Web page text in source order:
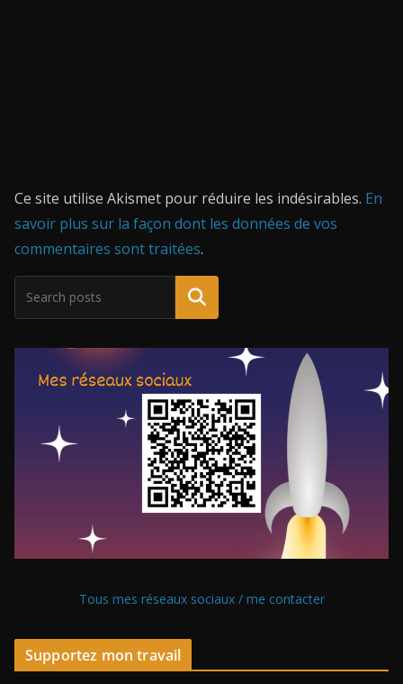
Ce site utilise Akismet pour réduire les indésirables. En
savoir plus sur la façon dont les données de vos
commentaires sont traitées.
Tous mes réseaux sociaux / me contacter
Supportez mon travail